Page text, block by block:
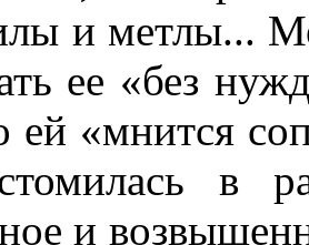
и метлы...
ее «без
ей «мнится
в
и